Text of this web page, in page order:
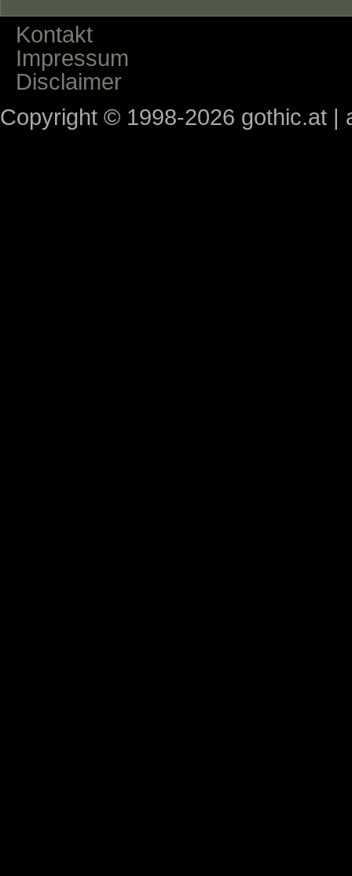
Kontakt
Impressum
Disclaimer
Copyright © 1998-2026 gothic.at |